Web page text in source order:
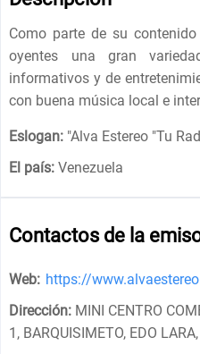
Como parte de su
oyentes una gran
informativos y de
con buena música local e
Eslogan: "Alva Estereo "Tu
El país: Venezuela
Contactos de la
Web: https://
Dirección: MINI CENTRO
1, BARQUISIMETO, EDO